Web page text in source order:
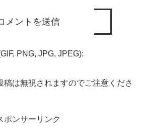
PNG, JPG, JPEG):
稿は無視されますのでご注意くださ
ポンサーリンク